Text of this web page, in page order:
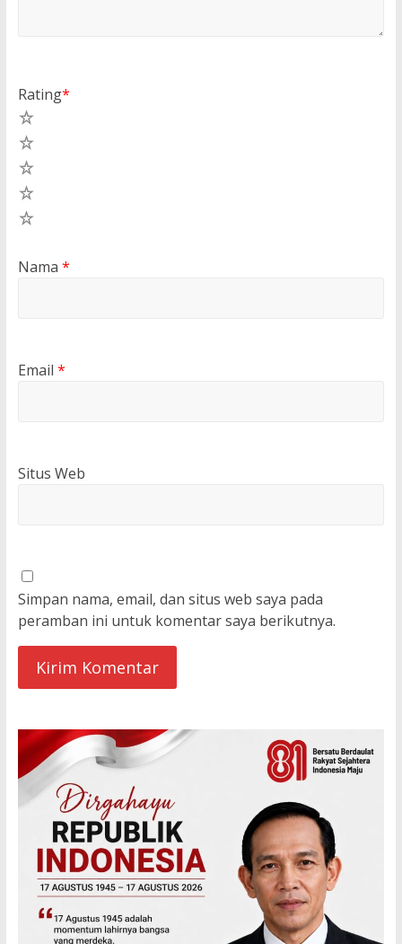
Rating*
Nama *
Email *
Situs Web
Simpan nama, email, dan situs web saya pada
peramban ini untuk komentar saya berikutnya.